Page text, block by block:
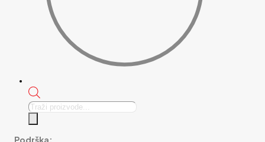
Products
Podrška: